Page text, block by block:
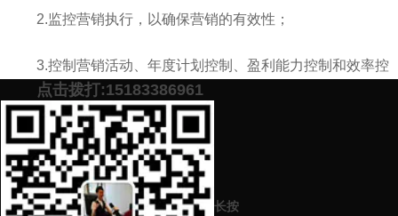
2.监控营销执行，以确保营销的有效性；
3.控制营销活动、年度计划控制、盈利能力控制和效率控
4、根据市场部的信息进行战略控制
预约营销老师 添加微信号：scyxch
案！
点击拨打:15183386961
长按